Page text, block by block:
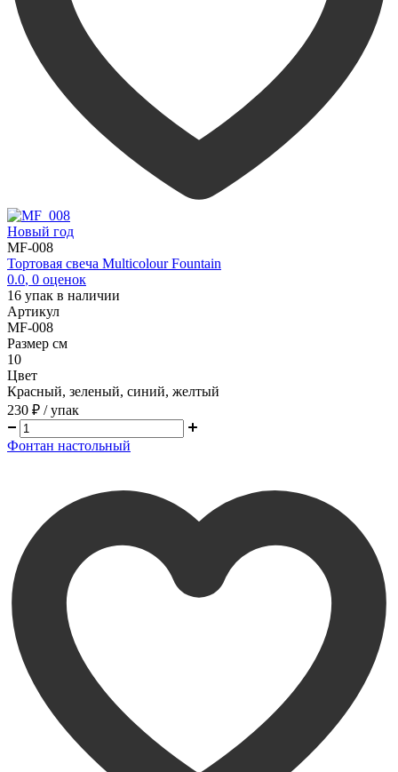
Новый год
MF-008
Тортовая свеча Multicolour Fountain
0.0, 0 оценок
16 упак в наличии
Артикул
MF-008
Размер см
10
Цвет
Красный, зеленый, синий, желтый
230 ₽ / упак
Фонтан настольный